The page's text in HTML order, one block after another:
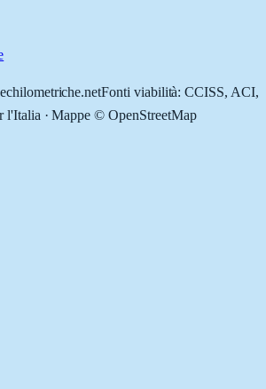
Fonti viabilità: CCISS, ACI,
l'Italia · Mappe © OpenStreetMap